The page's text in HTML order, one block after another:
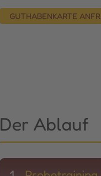
GUTHABENKARTE
Der Ablauf